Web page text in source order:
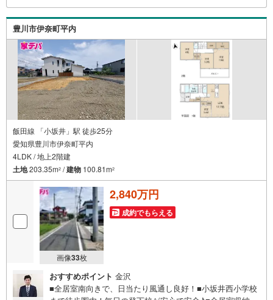
ろってご来場ください。・営業時間 午前9時00分～午後6時
30分 （定休日:水曜日）この時間帯はお電話でのお問い合
わせがスムーズにご案内できます。右下の電話ボタンをタ
ッチ！もしくはお気軽にお電話ください。
豊川市伊奈町平内
飯田線 「小坂井」駅 徒歩25分
愛知県豊川市伊奈町平内
4LDK / 地上2階建
土地203.35m2 /建物 100.81m2
画像33枚
2,840万円
成約でもらえる
おすすめポイント 金沢
■全居室南向きで、日当たり風通し良好！■小坂井西小学校